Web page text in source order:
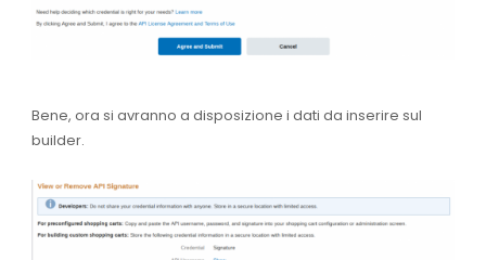
Bene, ora si avranno a disposizione i dati da inserire sul
builder.